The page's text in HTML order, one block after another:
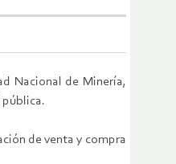
Nacional de Minería,
pública.
de venta y compra